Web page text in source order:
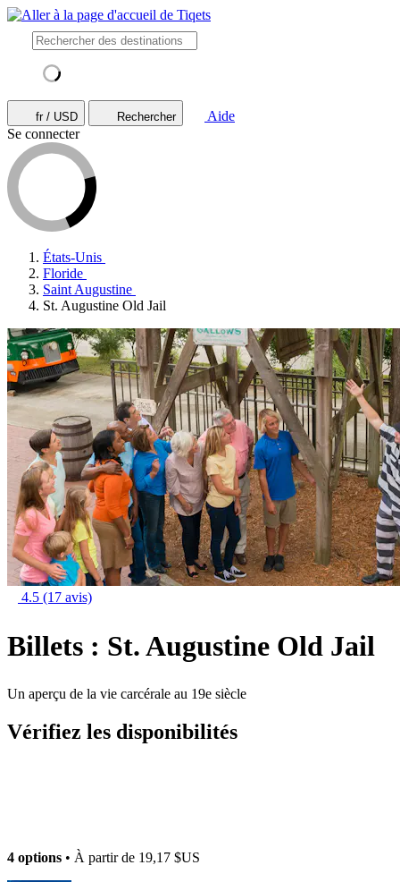
fr / USD Rechercher
Aide
Se connecter
États-Unis
Floride
Saint Augustine
St. Augustine Old Jail
4.5 (17 avis)
Billets : St. Augustine Old Jail
Un aperçu de la vie carcérale au 19e siècle
Vérifiez les disponibilités
4 options • À partir de 19,17 $US